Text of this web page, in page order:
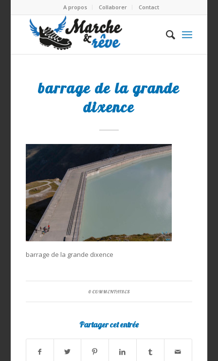
A propos Collaborer Contact
barrage de la grande
dixence
barrage de la grande dixence
0 COMMENTAIRES
Partager cet entrée